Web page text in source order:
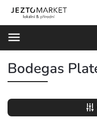
Bodegas